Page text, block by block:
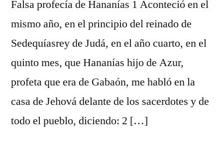
Falsa profecía de Hananías 1 Aconteció en el
mismo año, en el principio del reinado de
Sedequíasrey de Judá, en el año cuarto, en el
quinto mes, que Hananías hijo de Azur,
profeta que era de Gabaón, me habló en la
casa de Jehová delante de los sacerdotes y de
todo el pueblo, diciendo: 2 […]